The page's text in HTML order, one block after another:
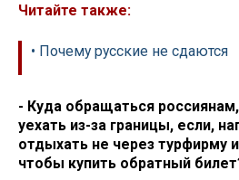
Читайте также:
• Почему русские не сдаются
- Куда обращаться
уехать из-за границы, если,
отдыхать не через турфирму
чтобы купить обратный